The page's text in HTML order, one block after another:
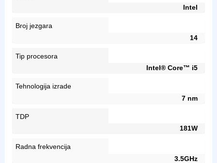
Intel
Broj jezgara
14
Tip procesora
Intel® Core™ i5
Tehnologija izrade
7 nm
TDP
181W
Radna frekvencija
3.5GHz